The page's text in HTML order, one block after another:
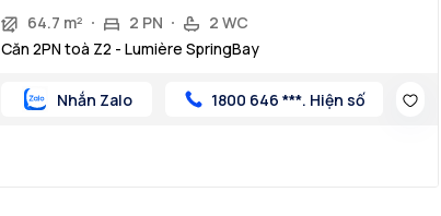
64.7 m²
2 PN
2 WC
Căn 2PN toà Z2 - Lumière SpringBay
Nhắn Zalo 1800 646 ***. Hiện số